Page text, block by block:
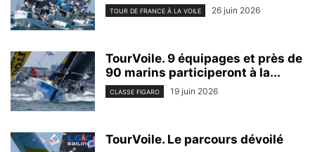
TOUR DE FRANCE À LA VOILE 26 juin 2026
TourVoile. 9 équipages et près de
90 marins participeront à la...
CLASSE FIGARO 19 juin 2026
TourVoile. Le parcours dévoilé